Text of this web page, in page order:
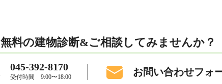
無料の建物診断&ご相談してみませんか？
045-392-8170
受付時間 9:00〜18:00 お問い合わせフォ